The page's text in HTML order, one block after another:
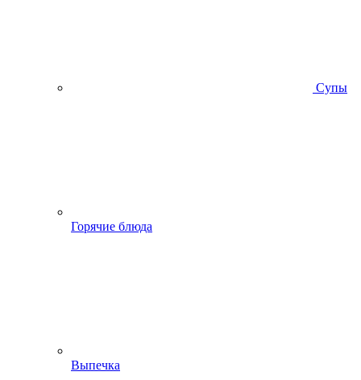
Супы
Горячие блюда
Выпечка